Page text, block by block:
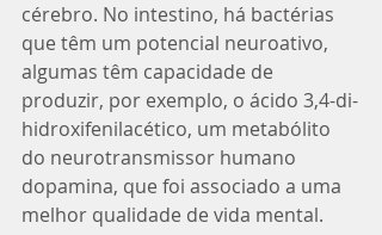
cérebro. No intestino, há bactérias
que têm um potencial neuroativo,
algumas têm capacidade de
produzir, por exemplo, o ácido 3,4-di-
hidroxifenilacético, um metabólito
do neurotransmissor humano
dopamina, que foi associado a uma
melhor qualidade de vida mental.